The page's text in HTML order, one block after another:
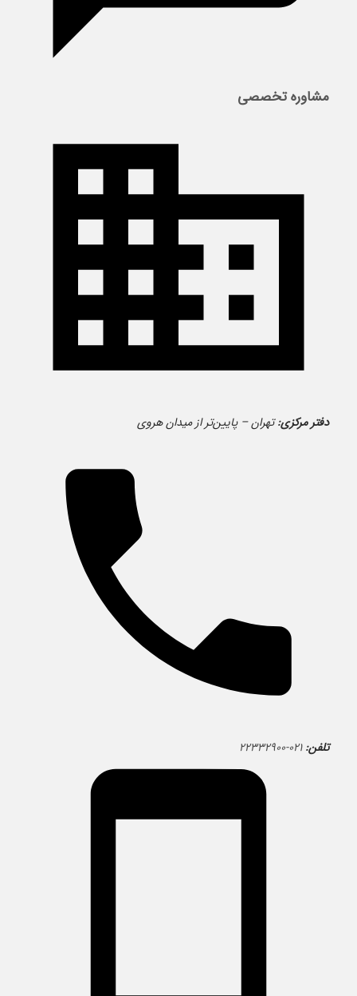
مشاوره تخصصی
دفتر مرکزی:تهران – پایین‌تر از میدان هروی
تلفن: ۰۲۱-۲۲۳۳۲۹۰۰